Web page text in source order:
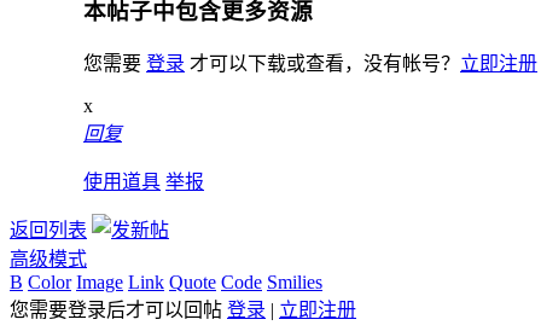
本帖子中包含更多资源
您需要 登录 才可以下载或查看，没有帐号？ 立即注册
x
回复
使用道具 举报
返回列表
高级模式
B Color Image Link Quote Code Smilies
您需要登录后才可以回帖 登录 | 立即注册